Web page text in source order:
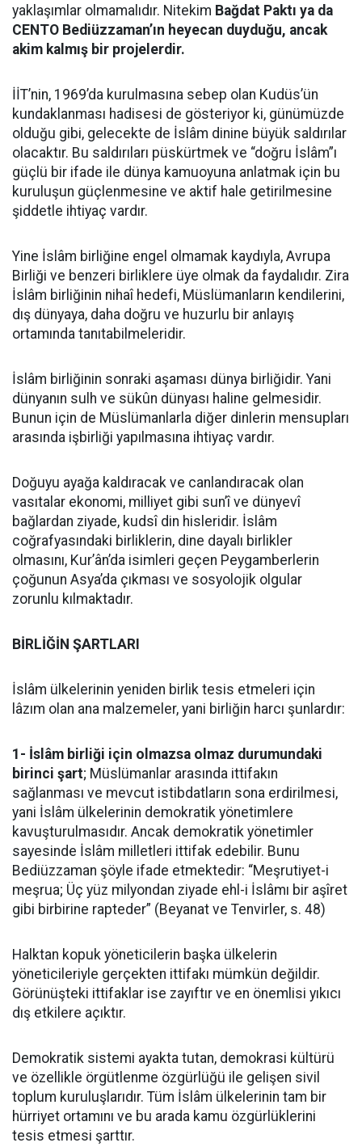
yaklaşımlar olmamalıdır. Nitekim Bağdat Paktı ya da
CENTO Bediüzzaman’ın heyecan duyduğu, ancak
akim kalmış bir projelerdir.
İİT’nin, 1969’da kurulmasına sebep olan Kudüs’ün
kundaklanması hadisesi de gösteriyor ki, günümüzde
olduğu gibi, gelecekte de İslâm dinine büyük saldırılar
olacaktır. Bu saldırıları püskürtmek ve “doğru İslâm”ı
güçlü bir ifade ile dünya kamuoyuna anlatmak için bu
kuruluşun güçlenmesine ve aktif hale getirilmesine
şiddetle ihtiyaç vardır.
Yine İslâm birliğine engel olmamak kaydıyla, Avrupa
Birliği ve benzeri birliklere üye olmak da faydalıdır. Zira
İslâm birliğinin nihaî hedefi, Müslümanların kendilerini,
dış dünyaya, daha doğru ve huzurlu bir anlayış
ortamında tanıtabilmeleridir.
İslâm birliğinin sonraki aşaması dünya birliğidir. Yani
dünyanın sulh ve sükûn dünyası haline gelmesidir.
Bunun için de Müslümanlarla diğer dinlerin mensupları
arasında işbirliği yapılmasına ihtiyaç vardır.
Doğuyu ayağa kaldıracak ve canlandıracak olan
vasıtalar ekonomi, milliyet gibi sun’î ve dünyevî
bağlardan ziyade, kudsî din hisleridir. İslâm
coğrafyasındaki birliklerin, dine dayalı birlikler
olmasını, Kur’ân’da isimleri geçen Peygamberlerin
çoğunun Asya’da çıkması ve sosyolojik olgular
zorunlu kılmaktadır.
BİRLİĞİN ŞARTLARI
İslâm ülkelerinin yeniden birlik tesis etmeleri için
lâzım olan ana malzemeler, yani birliğin harcı şunlardır:
1- İslâm birliği için olmazsa olmaz durumundaki
birinci şart; Müslümanlar arasında ittifakın
sağlanması ve mevcut istibdatların sona erdirilmesi,
yani İslâm ülkelerinin demokratik yönetimlere
kavuşturulmasıdır. Ancak demokratik yönetimler
sayesinde İslâm milletleri ittifak edebilir. Bunu
Bediüzzaman şöyle ifade etmektedir: “Meşrutiyet-i
meşrua; Üç yüz milyondan ziyade ehl-i İslâmı bir aşîret
gibi birbirine rapteder” (Beyanat ve Tenvirler, s. 48)
Halktan kopuk yöneticilerin başka ülkelerin
yöneticileriyle gerçekten ittifakı mümkün değildir.
Görünüşteki ittifaklar ise zayıftır ve en önemlisi yıkıcı
dış etkilere açıktır.
Demokratik sistemi ayakta tutan, demokrasi kültürü
ve özellikle örgütlenme özgürlüğü ile gelişen sivil
toplum kuruluşlarıdır. Tüm İslâm ülkelerinin tam bir
hürriyet ortamını ve bu arada kamu özgürlüklerini
tesis etmesi şarttır.